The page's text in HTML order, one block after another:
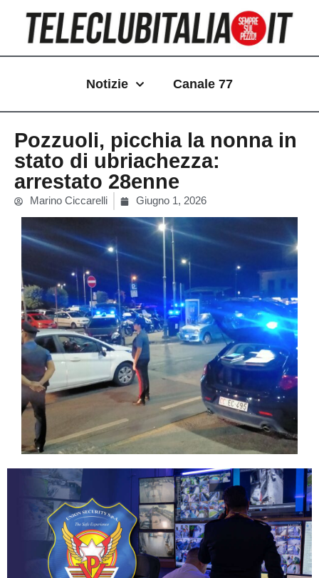
contenuto
Notizie Canale 77
Pozzuoli, picchia la nonna in
stato di ubriachezza:
arrestato 28enne
Marino Ciccarelli Giugno 1, 2026